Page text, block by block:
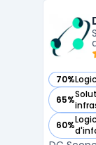
70%
— voir
65%
— voir
60%
— voir